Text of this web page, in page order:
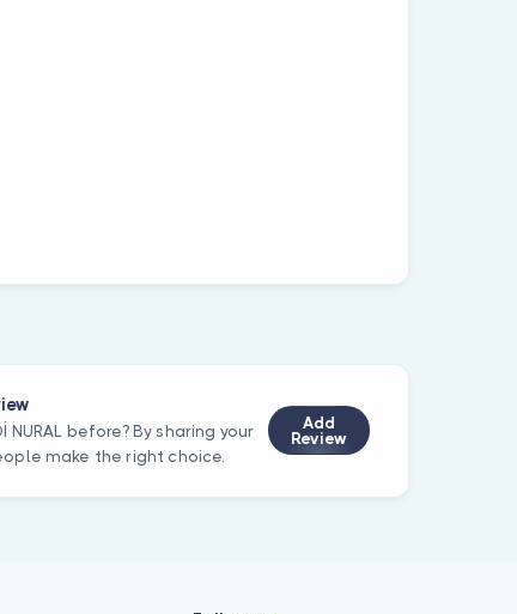
NURAL before? By sharing your
make the right choice.
Add
Review